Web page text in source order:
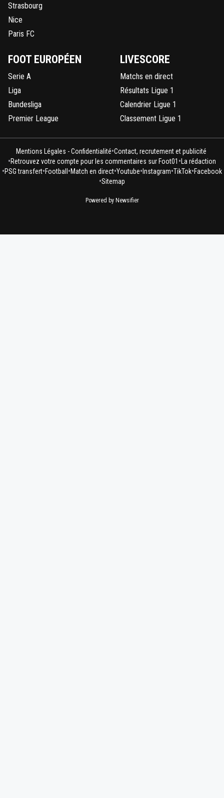
Strasbourg
Nice
Paris FC
FOOT EUROPÉEN
Serie A
Liga
Bundesliga
Premier League
LIVESCORE
Matchs en direct
Résultats Ligue 1
Calendrier Ligue 1
Classement Ligue 1
Mentions Légales - Confidentialité•Contact, recrutement et publicité
•Retrouvez votre compte pour les commentaires sur Foot01 • La rédaction
•PSG transfert•Football •Match en direct•Youtube• Instagram•TikTok•Facebook
•Sitemap
Powered by Newsifier